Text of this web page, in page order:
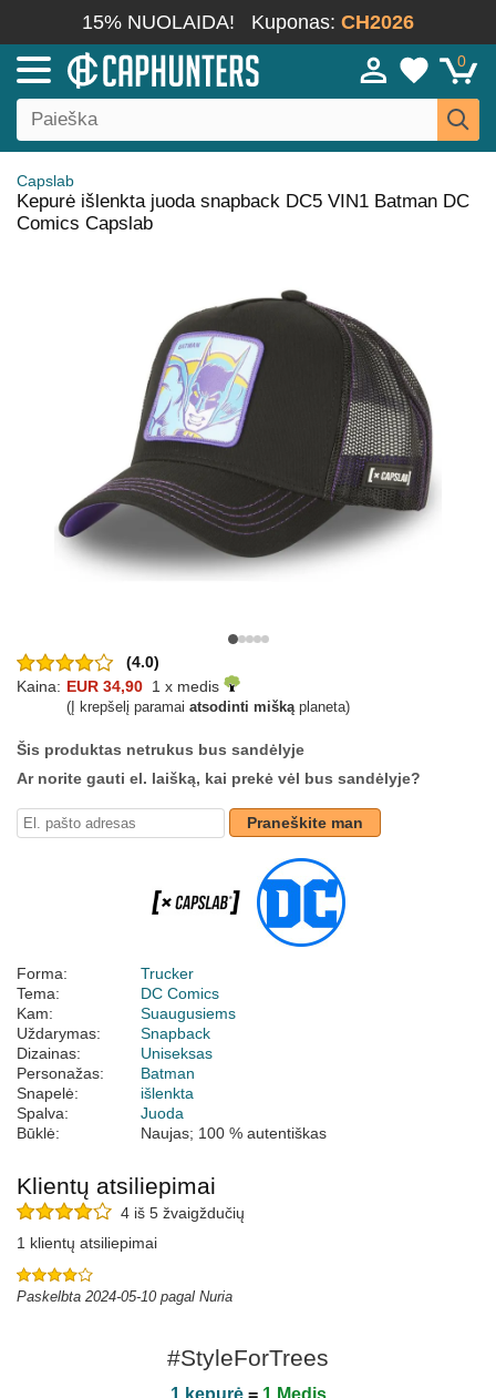
15% NUOLAIDA! Kuponas: CH2026
0
Capslab
Kepurė išlenkta juoda snapback DC5 VIN1 Batman DC
Comics Capslab
(4.0)
Kaina: EUR 34,90 1 x medis
(Į krepšelį paramai atsodinti miškąplaneta)
Šis produktas netrukus bus sandėlyje
Ar norite gauti el. laišką, kai prekė vėl bus sandėlyje?
Praneškite man
Forma:
Trucker
Tema:
DC Comics
Kam:
Suaugusiems
Uždarymas:
Snapback
Dizainas:
Uniseksas
Personažas:
Batman
Snapelė:
išlenkta
Spalva:
Juoda
Būklė:
Naujas; 100 % autentiškas
Klientų atsiliepimai
4 iš 5 žvaigždučių
1 klientų atsiliepimai
Paskelbta 2024-05-10 pagal Nuria
#StyleForTrees